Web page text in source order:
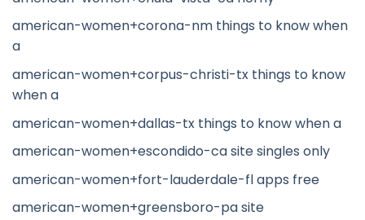
american-women+corona-nm things to know when
a
american-women+corpus-christi-tx things to know
when a
american-women+dallas-tx things to know when a
american-women+escondido-ca site singles only
american-women+fort-lauderdale-fl apps free
american-women+greensboro-pa site